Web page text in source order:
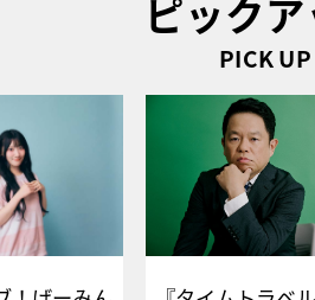
ピック
PICK UP